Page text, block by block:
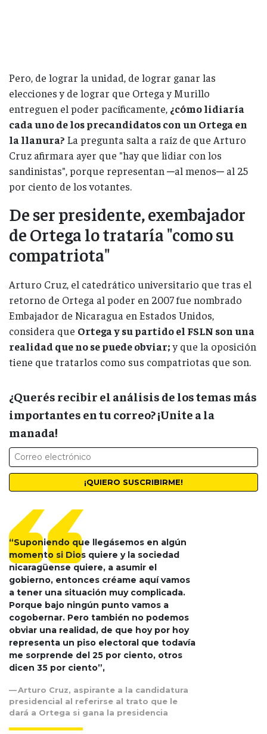
Pero, de lograr la unidad, de lograr ganar las
elecciones y de lograr que Ortega y Murillo
entreguen el poder pacíficamente, ¿cómo lidiaría
cada uno de los precandidatos con un Ortega en
la llanura? La pregunta salta a raíz de que Arturo
Cruz afirmara ayer que "hay que lidiar con los
sandinistas", porque representan ─al menos─ al 25
por ciento de los votantes.
De ser presidente, exembajador
de Ortega lo trataría "como su
compatriota"
Arturo Cruz, el catedrático universitario que tras el
retorno de Ortega al poder en 2007 fue nombrado
Embajador de Nicaragua en Estados Unidos,
considera que Ortega y su partido el FSLN son una
realidad que no se puede obviar;y que la oposición
tiene que tratarlos como sus compatriotas que son.
¿Querés recibir el análisis de los temas más
importantes en tu correo? ¡Unite a la
manada!
“Suponiendo que llegásemos en algún
momento si Dios quiere y la sociedad
nicaragüense quiere, a asumir el
gobierno, entonces créame aquí vamos
a tener una situación muy complicada.
Porque bajo ningún punto vamos a
cogobernar. Pero también no podemos
obviar una realidad, de que hoy por hoy
representa un piso electoral que todavía
me sorprende del 25 por ciento, otros
dicen 35 por ciento”,
Arturo Cruz, aspirante a la candidatura
presidencial al referirse al trato que le
dará a Ortega si gana la presidencia